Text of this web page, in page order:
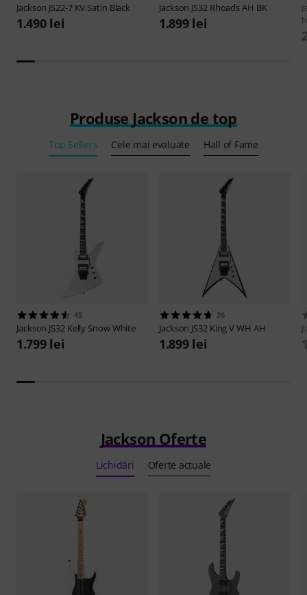
Jackson JS22-7 KV Satin Black
1.490 lei
Jackson JS32 Rhoads AH BK
1.899 lei
Produse Jackson de top
Top Sellers Cele mai evaluate Hall of Fame
45
Jackson JS32 Kelly Snow White
1.799 lei
26
Jackson JS32 King V WH AH
1.899 lei
Jackson Oferte
Lichidări Oferte actuale